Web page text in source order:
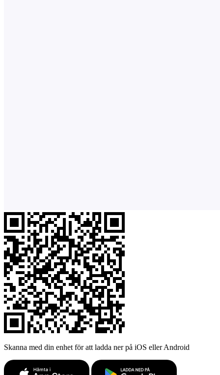
Skanna med din enhet för att ladda ner på iOS eller Android